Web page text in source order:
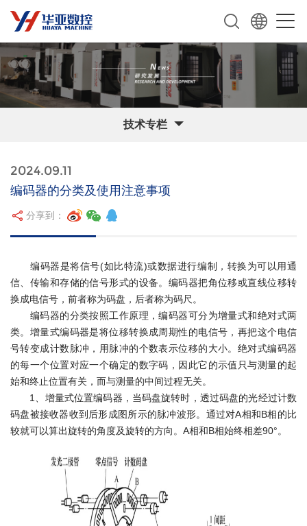
技术专栏
2024.09.11
编码器的分类及使用注意事项
分享到：
编码器是将信号(如比特流)或数据进行编制，转换为可以用通
信、传输和存储的信号形式的设备。编码器把角位移或直线位移转
换成电信号，前者称为码盘，后者称为码尺。
编码器的分类按照工作原理，编码器可分为增量式和绝对式两
类。增量式编码器是将位移转换成周期性的电信号，再把这个电信
号转变成计数脉冲，用脉冲的个数表示位移的大小。绝对式编码器
的每一个位置对应一个确定的数字码，因此它的示值只与测量的起
始和终止位置有关，而与测量的中间过程无关。
1、增量式位置编码器， 当码盘旋转时，透过码盘的光经过计数
码盘被接收器收到后形成图所示的脉冲波形。通过对A相和B相的比
较就可以算出旋转的角度及旋转的方向。A相和B相始终相差90°。